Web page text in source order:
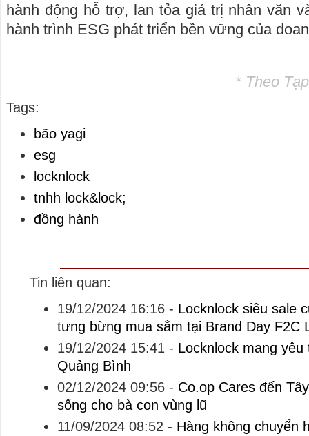
hành động hỗ trợ, lan tỏa giá trị nhân văn
hành trình ESG phát triển bền vững của
* Theo
Tags:
bão yagi
esg
locknlock
tnhh lock&lock;
đồng hành
Tin liên quan:
19/12/2024 16:16- Locknlock siêu sale
tưng bừng mua sắm tại Brand Day F2C
19/12/2024 15:41 - Locknlock mang
Quảng Bình
02/12/2024 09:56- Co.op Cares đến
sống cho bà con vùng lũ
11/09/2024 08:52 - Hàng không chuyển